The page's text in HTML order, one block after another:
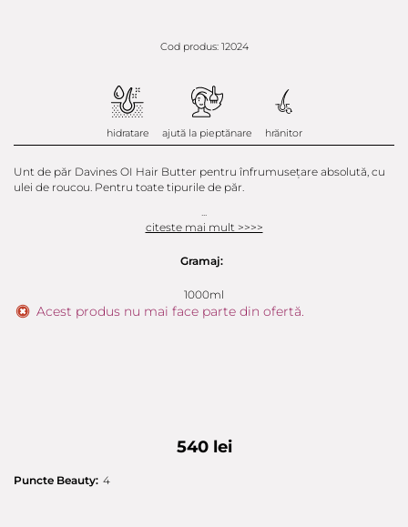
Cod produs: 12024
hidratare ajută la pieptănare hrănitor
Unt de păr Davines OI Hair Butter pentru înfrumusețare absolută, cu
ulei de roucou. Pentru toate tipurile de păr.
...
citeste mai mult >>>>
Gramaj:
1000ml
Acest produs nu mai face parte din ofertă.
540 lei
Puncte Beauty: 4